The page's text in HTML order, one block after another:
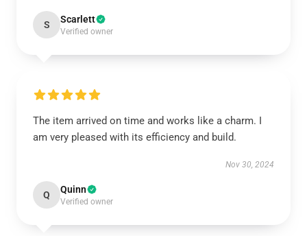
S Scarlett
Verified owner
The item arrived on time and works like a charm. I
am very pleased with its efficiency and build.
Nov 30, 2024
Q Quinn
Verified owner